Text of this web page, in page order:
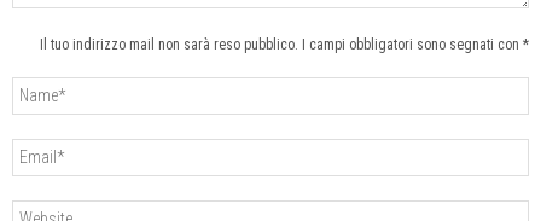
Il tuo indirizzo mail non sarà reso pubblico. I campi obbligatori sono segnati con *